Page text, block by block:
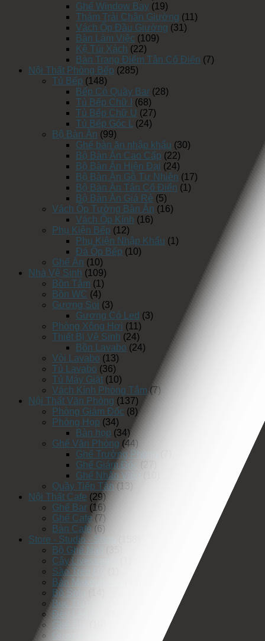
Ghế Window Bay (19)
Thảm Trải Chân Giường (11)
Vách Ốp Đầu Giường (31)
Bàn Làm Việc (109)
Kệ Túi Xách (22)
Bàn Trang Điểm Tân Cổ Điển (7)
Nội Thất Phòng Bếp (285)
Tủ Bếp (148)
Bếp Có Quầy Bar (28)
Tủ Bếp Chữ I
(68)
Tủ Bếp Chữ U (27)
Tủ Bếp Góc L
(24)
Bộ Bàn Ăn (99)
Ghế bàn ăn nhập khẩu (30)
Bộ Bàn Ăn Cao Cấp (22)
Bộ Bàn Ăn Hiện Đại (24)
Bộ Bàn Ăn Gỗ Tự Nhiên (17)
Bộ Bàn Ăn Tân Cổ Điển (1)
Bộ Bàn Ăn Giá Rẻ (5)
Vách Ốp Tường Bàn Ăn (16)
Vách Ốp Kính (16)
Phụ Kiện Bếp (12)
Phụ Kiện Nhập Khẩu (1)
Đá Ốp Bếp (10)
Ghế Ăn (10)
Nhà Vệ Sinh (109)
Bồn Tắm (1)
Bồn WC (4)
Gương Soi (3)
Gương Có Led (3)
Phòng Xông Hơi (11)
Thiết Bị Vệ Sinh (24)
Bồn Lavabo (24)
Vòi Lavabo (13)
Tủ Lavabo (36)
Tủ Máy Giặt (10)
Vách Kính Phòng Tắm (7)
Nội Thất Văn Phòng (137)
Phòng Giám Đốc (8)
Phòng Họp (34)
Bàn họp (34)
Ghế Văn Phòng (44)
Ghế Trưởng Phòng
Ghế Giám Đốc
(27)
Ghế Nhân Viên
Quầy Tiếp Tân (13)
Nội Thất Cafe (29)
Ghế Bar (16)
Ghế Cafe (7)
Bàn Cafe (6)
Store - Studio - Shop
Bộ Ghế Nail
Cây Livestream
Sào Treo Đồ
Bàn Makeup Pro
Bộ Sofa
Bục Thử Váy Cưới
Đèn Led Rọi
Ghế Bar
Gương Đèn Led